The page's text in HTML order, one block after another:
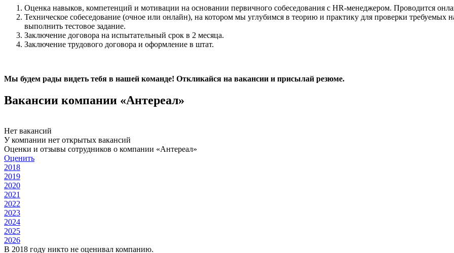
Оценка навыков, компетенций и мотивации на основании первичного собеседования с HR-менеджером. Проводится
Техническое собеседование (очное или онлайн), на котором мы углубимся в теорию и практику для проверки
выполнить тестовое задание.
Заключение договора на испытательный срок в 2 месяца.
Заключение трудового договора и оформление в штат.
Мы будем рады видеть тебя в нашей команде! Откликайся на вакансии и присылай резюме.
Вакансии компании «Антереал»
Нет вакансий
У компании нет открытых вакансий
Оценки и отзывы сотрудников о компании «Антереал»
Оценить
2018
2019
2020
2021
2022
2023
2024
2025
2026
В 2018 году никто не оценивал компанию.